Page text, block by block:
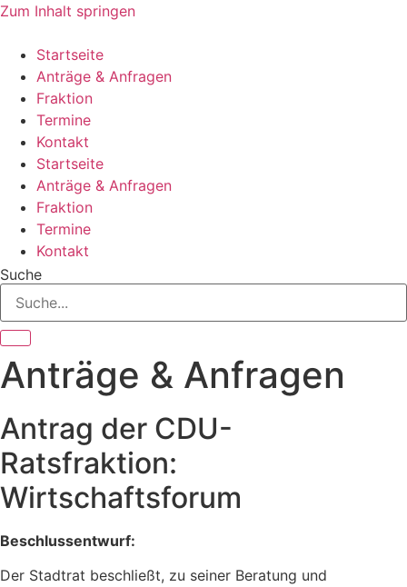
Zum Inhalt springen
Startseite
Anträge & Anfragen
Fraktion
Termine
Kontakt
Startseite
Anträge & Anfragen
Fraktion
Termine
Kontakt
Suche
Anträge & Anfragen
Antrag der CDU-
Ratsfraktion:
Wirtschaftsforum
Beschlussentwurf:
Der Stadtrat beschließt, zu seiner Beratung und